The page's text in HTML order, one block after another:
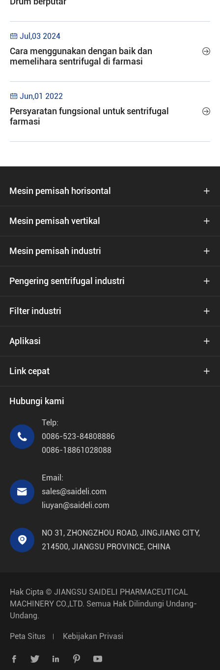
 Jul,03 2024
Cara menggunakan dengan baik dan
memelihara sentrifugal di farmasi

 Jun,01 2022
Persyaratan fungsional untuk sentrifugal
farmasi

Mesin pemisah horisontal 
Mesin pemisah vertikal 
Mesin pemisah industri 
Pengering sentrifugal industri 
Filter industri 
Aplikasi 
Link cepat 
Hubungi kami

Telp:
0086-523-84808886
0086-18861028088

Email:
sales@saideli.com
liuyan@saideli.com

NO 31, ZHONGZHOU ROAD, JINGJIANG CITY,
214500, JIANGSU PROVINCE, CHINA
Hak Cipta © JIANGSU SAIDELI PHARMACEUTICAL
MACHINERY CO.,LTD. Semua Hak Dilindungi Undang-
Undang.
Peta Situs Kebijakan Privasi
    